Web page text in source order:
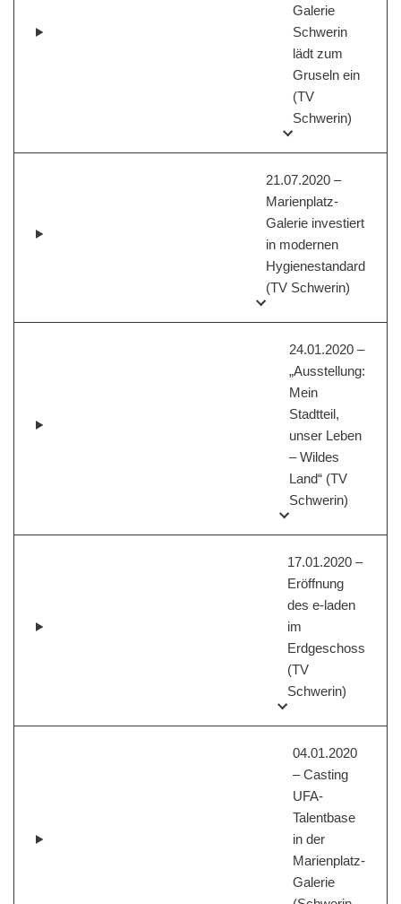
Galerie
Schwerin
lädt zum
Gruseln ein
(TV
Schwerin)
21.07.2020 –
Marienplatz-
Galerie investiert
in modernen
Hygienestandard
(TV Schwerin)
24.01.2020 –
„Ausstellung:
Mein
Stadtteil,
unser Leben
– Wildes
Land“ (TV
Schwerin)
17.01.2020 –
Eröffnung
des e-laden
im
Erdgeschoss
(TV
Schwerin)
04.01.2020
– Casting
UFA-
Talentbase
in der
Marienplatz-
Galerie